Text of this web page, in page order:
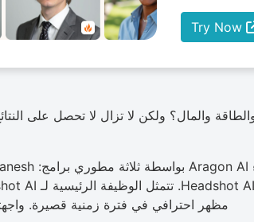
Try Now
مظهر احترافي في فترة زمنية قصيرة.